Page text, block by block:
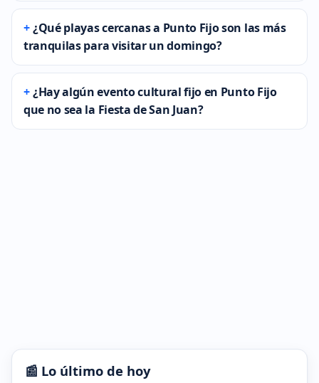
¿Qué playas cercanas a Punto Fijo son las más
tranquilas para visitar un domingo?
¿Hay algún evento cultural fijo en Punto Fijo
que no sea la Fiesta de San Juan?
📰 Lo último de hoy